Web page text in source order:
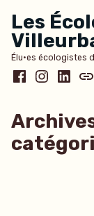
au
contenu
Les
Élu·es écologistes
Facebook
Instagram
LinkedIn